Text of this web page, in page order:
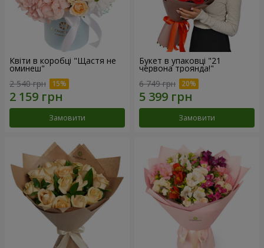
Квіти в коробці "Щастя не
оминеш"
2 540 грн
Замовити
Букет в упаковці "21
червона троянда!"
6 749 грн
Замовити